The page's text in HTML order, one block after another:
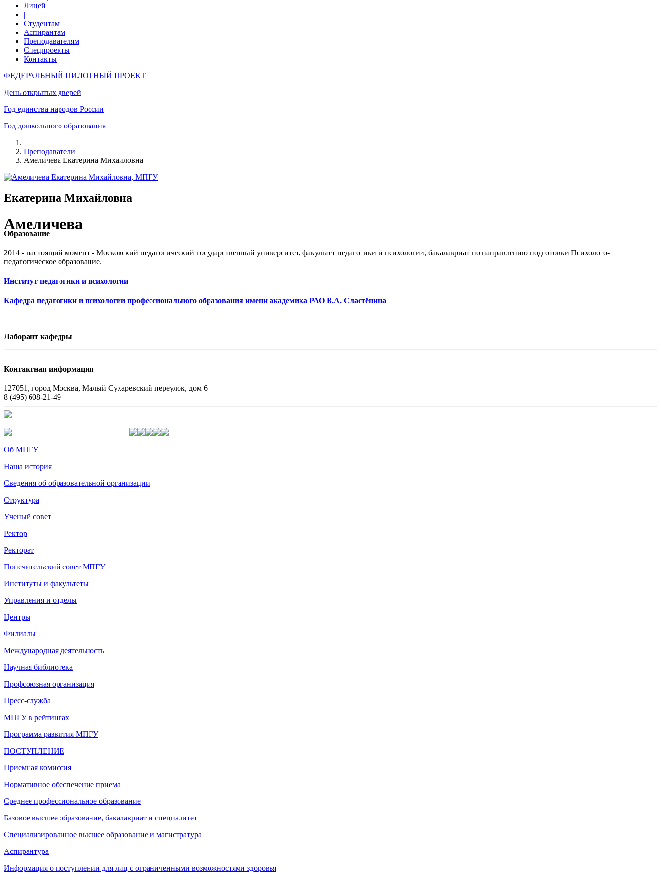
Лицей
|
Студентам
Аспирантам
Преподавателям
Спецпроекты
Контакты
ФЕДЕРАЛЬНЫЙ ПИЛОТНЫЙ ПРОЕКТ
День открытых дверей
Год единства народов России
Год дошкольного образования
Преподаватели
Амеличева Екатерина Михайловна
Екатерина Михайловна
Амеличева
Образование
2014 - настоящий момент - Московский педагогический государственный университет, факультет педагогики и психологии, бакалавриат по направлению подготовки Психолого-
педагогическое образование.
Институт педагогики и психологии
Кафедра педагогики и психологии профессионального образования имени академика РАО В.А. Сластёнина
Лаборант кафедры
Контактная информация
127051, город Москва, Малый Сухаревский переулок, дом 6
8 (495) 608-21-49
Об МПГУ
Наша история
Сведения об образовательной организации
Структура
Ученый совет
Ректор
Ректорат
Попечительский совет МПГУ
Институты и факультеты
Управления и отделы
Центры
Филиалы
Международная деятельность
Научная библиотека
Профсоюзная организация
Пресс-служба
МПГУ в рейтингах
Программа развития МПГУ
ПОСТУПЛЕНИЕ
Приемная комиссия
Нормативное обеспечение приема
Среднее профессиональное образование
Базовое высшее образование, бакалавриат и специалитет
Специализированное высшее образование и магистратура
Аспирантура
Информация о поступлении для лиц с ограниченными возможностями здоровья